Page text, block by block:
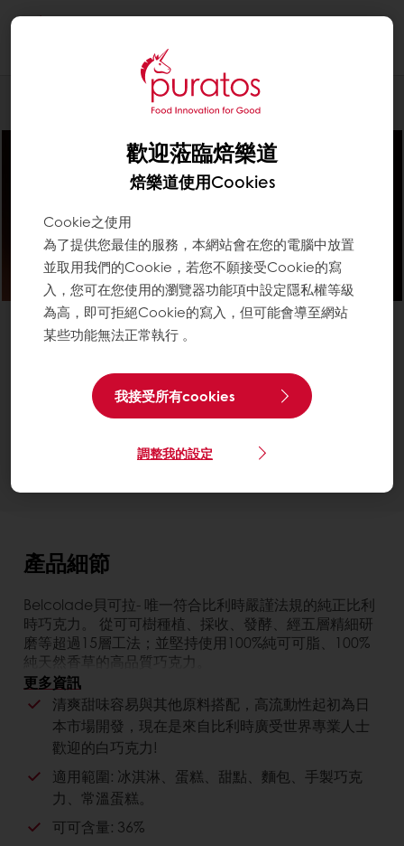
Chocolate巧克力
Free from preservatives不含防腐劑
Free from NAFNAC不含人工色素不含人工香料
比利時貝可拉安特司白巧克力
X516AV
聯絡我們
需要更多資訊？我們很樂意協助
產品細節
Belcolade貝可拉- 唯一符合比利時嚴謹法規的純正比利
時巧克力。 從可可樹種植、採收、發酵、經五層精細研
磨等超過15層工法；並堅持使用100%純可可脂、100%
純天然香草的高品質巧克力。
特別為日本市場開發，命名有法文「優越」的意思，高
可可脂含量流動性極佳得以實現日本客戶要求的薄層淋
膜。一款產品得以開發不同的可能性且甜度降低。
更多資訊
清爽甜味容易與其他原料搭配，高流動性起初為日
本市場開發，現在是來自比利時廣受世界專業人士
歡迎的白巧克力!
適用範圍: 冰淇淋、蛋糕、甜點、麵包、手製巧克
力、常溫蛋糕。
可可含量: 36%
歡迎蒞臨焙樂道
焙樂道使用Cookies
Cookie之使用
為了提供您最佳的服務，本網站會在您的電腦中放置
並取用我們的Cookie，若您不願接受Cookie的寫
入，您可在您使用的瀏覽器功能項中設定隱私權等級
為高，即可拒絕Cookie的寫入，但可能會導至網站
某些功能無法正常執行 。
我接受所有cookies
調整我的設定